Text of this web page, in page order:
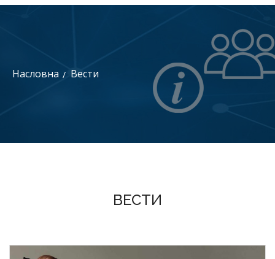
Насловна Вести
ВЕСТИ